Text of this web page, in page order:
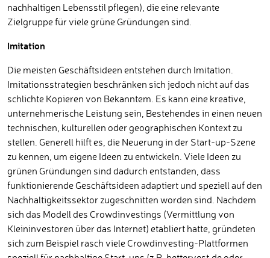
nachhaltigen Lebensstil pflegen), die eine relevante
Zielgruppe für viele grüne Gründungen sind.
Imitation
Die meisten Geschäftsideen entstehen durch Imitation.
Imitationsstrategien beschränken sich jedoch nicht auf das
schlichte Kopieren von Bekanntem. Es kann eine kreative,
unternehmerische Leistung sein, Bestehendes in einen neuen
technischen, kulturellen oder geographischen Kontext zu
stellen. Generell hilft es, die Neuerung in der Start-up-Szene
zu kennen, um eigene Ideen zu entwickeln. Viele Ideen zu
grünen Gründungen sind dadurch entstanden, dass
funktionierende Geschäftsideen adaptiert und speziell auf den
Nachhaltigkeitssektor zugeschnitten worden sind. Nachdem
sich das Modell des Crowdinvestings (Vermittlung von
Kleininvestoren über das Internet) etabliert hatte, gründeten
sich zum Beispiel rasch viele Crowdinvesting-Plattformen